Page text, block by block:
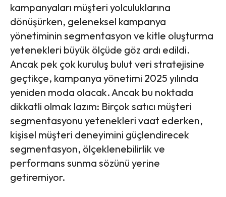
kampanyaları müşteri yolculuklarına
dönüşürken, geleneksel kampanya
yönetiminin segmentasyon ve kitle oluşturma
yetenekleri büyük ölçüde göz ardı edildi.
Ancak pek çok kuruluş bulut veri stratejisine
geçtikçe, kampanya yönetimi 2025 yılında
yeniden moda olacak. Ancak bu noktada
dikkatli olmak lazım: Birçok satıcı müşteri
segmentasyonu yetenekleri vaat ederken,
kişisel müşteri deneyimini güçlendirecek
segmentasyon, ölçeklenebilirlik ve
performans sunma sözünü yerine
getiremiyor.